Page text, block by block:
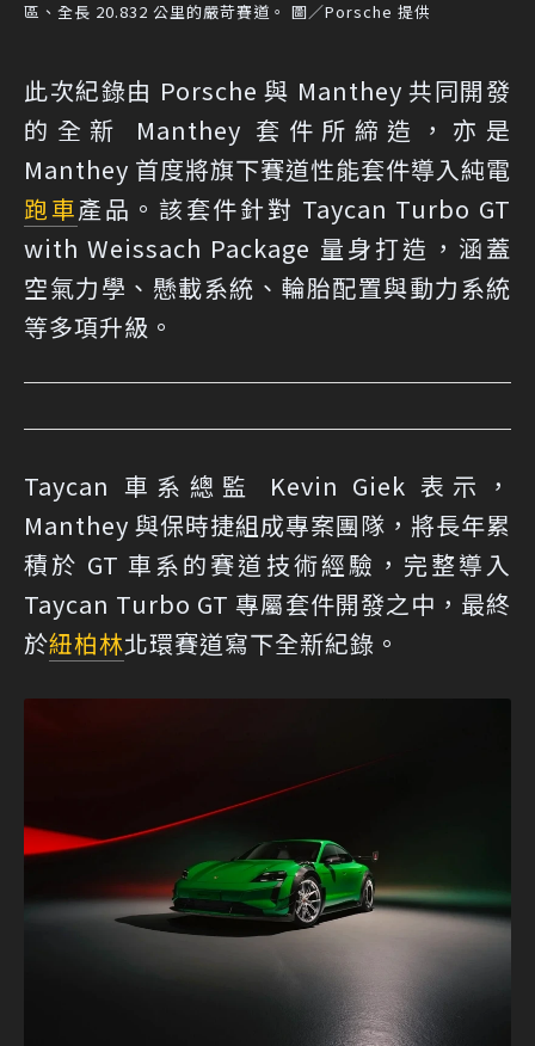
區、全長 20.832 公里的嚴苛賽道。 圖／Porsche 提供
此次紀錄由 Porsche 與 Manthey 共同開發
的全新 Manthey 套件所締造，亦是
Manthey 首度將旗下賽道性能套件導入純電
跑車產品。該套件針對 Taycan Turbo GT
with Weissach Package 量身打造，涵蓋
空氣力學、懸載系統、輪胎配置與動力系統
等多項升級。
Taycan 車系總監 Kevin Giek 表示，
Manthey 與保時捷組成專案團隊，將長年累
積於 GT 車系的賽道技術經驗，完整導入
Taycan Turbo GT 專屬套件開發之中，最終
於紐柏林北環賽道寫下全新紀錄。